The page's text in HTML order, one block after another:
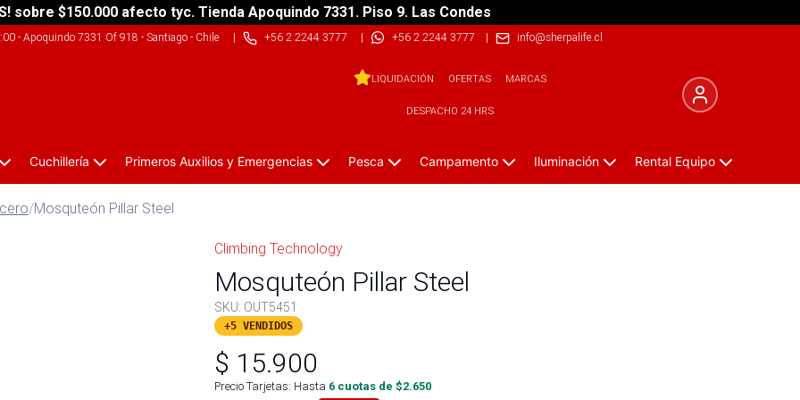
sobre $150.000 afecto tyc. Tienda Apoquindo 7331. Piso 9. Las Condes
- Apoquindo 7331 Of 918 - Santiago - Chile| +56 2 2244 3777 | +56 2 2244 3777 | info@sherpalife.cl
LIQUIDACIÓN OFERTAS MARCAS
DESPACHO 24 HRS
Cuchillería Primeros Auxilios y Emergencias Pesca Campamento Iluminación Rental Equipo
/Mosquteón Pillar Steel
Climbing Technology
Mosquteón Pillar Steel
SKU: OUT5451
+5 VENDIDOS
$ 15.900
Precio Tarjetas: Hasta 6 cuotas de $2.650